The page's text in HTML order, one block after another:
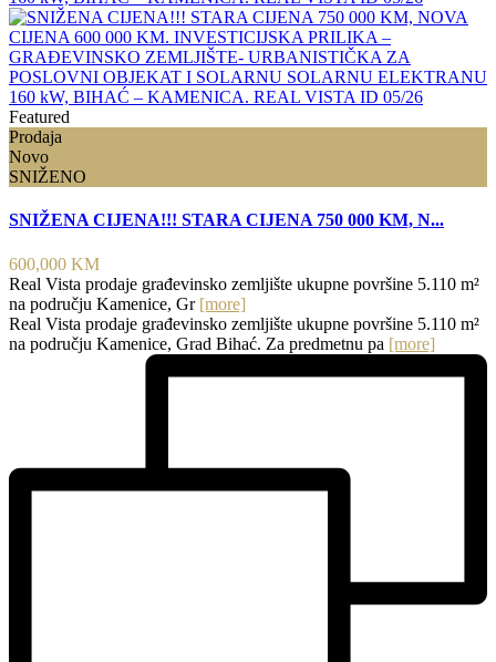
Featured
Prodaja
Novo
SNIŽENO
SNIŽENA CIJENA!!! STARA CIJENA 750 000 KM, N...
600,000 KM
Real Vista prodaje građevinsko zemljište ukupne površine 5.110 m²
na području Kamenice, Gr [more]
Real Vista prodaje građevinsko zemljište ukupne površine 5.110 m²
na području Kamenice, Grad Bihać. Za predmetnu pa [more]